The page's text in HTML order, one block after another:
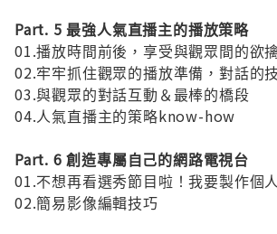
Part. 5 最強人氣直播主的播放策略
01.播放時間前後，享受與觀眾間的欲
02.牢牢抓住觀眾的播放準備，對話的
03.與觀眾的對話互動＆最棒的橋段
04.人氣直播主的策略know-how
Part. 6 創造專屬自己的網路電視台
01.不想再看選秀節目啦！我要製作個
02.簡易影像編輯技巧